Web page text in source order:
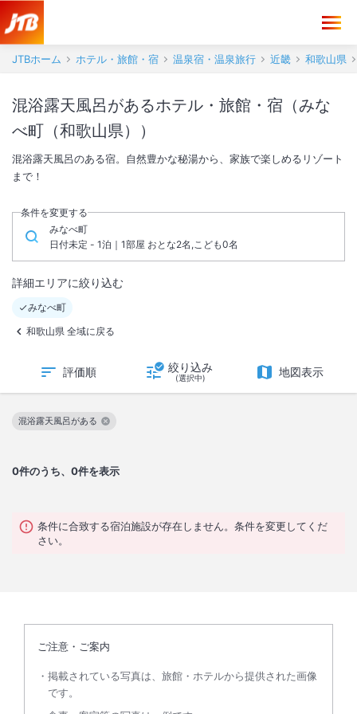
JTBホーム ホテル・旅館・宿 温泉宿・温泉旅行 近畿 和歌山県
混浴露天風呂があるホテル・旅館・宿（みな
べ町（和歌山県））
混浴露天風呂のある宿。自然豊かな秘湯から、家族で楽しめるリゾート
まで！
条件を変更する
みなべ町
日付未定 - 1泊｜1部屋 おとな2名,こども0名
詳細エリアに絞り込む
みなべ町
和歌山県 全域に戻る
評価順 絞り込み
(選択中) 地図表示
0件のうち、0件を表示
混浴露天風呂がある
この絞り込み条件を解除
条件に合致する宿泊施設が存在しません。条件を変更してくだ
さい。
ご注意・ご案内
掲載されている写真は、旅館・ホテルから提供された画像
です。